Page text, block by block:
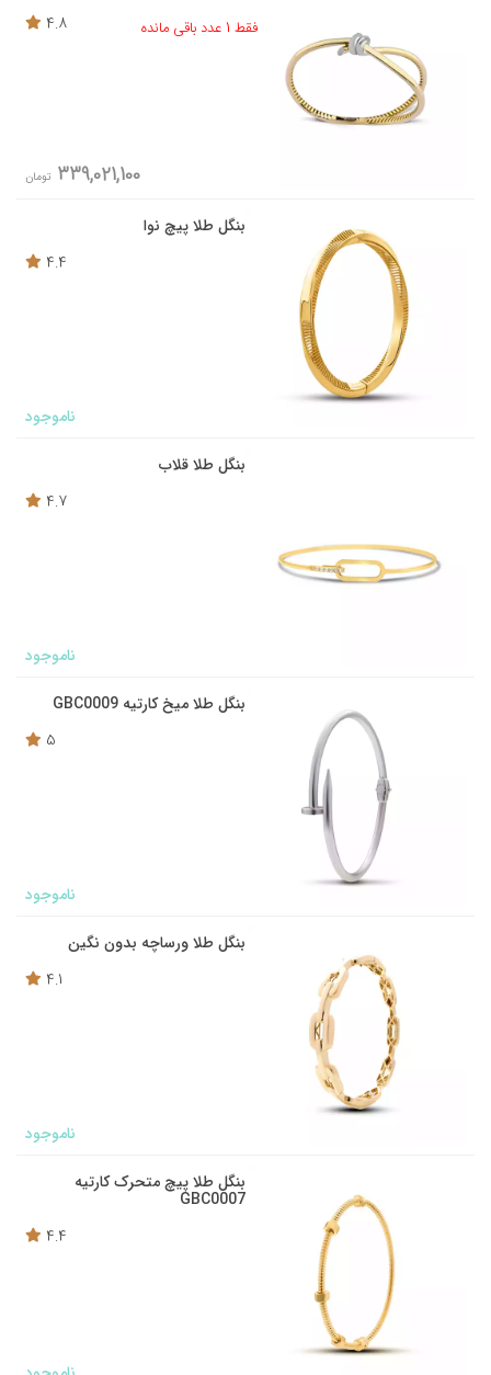
فقط 1 عدد باقی مانده
4.8
339,021,100 تومان
بنگل طلا پیچ نوا
4.4
ناموجود
بنگل طلا قلاب
4.7
ناموجود
بنگل طلا میخ کارتیه GBC0009
5
ناموجود
بنگل طلا ورساچه بدون نگین
4.1
ناموجود
بنگل طلا پیچ متحرک کارتیه
GBC0007
4.4